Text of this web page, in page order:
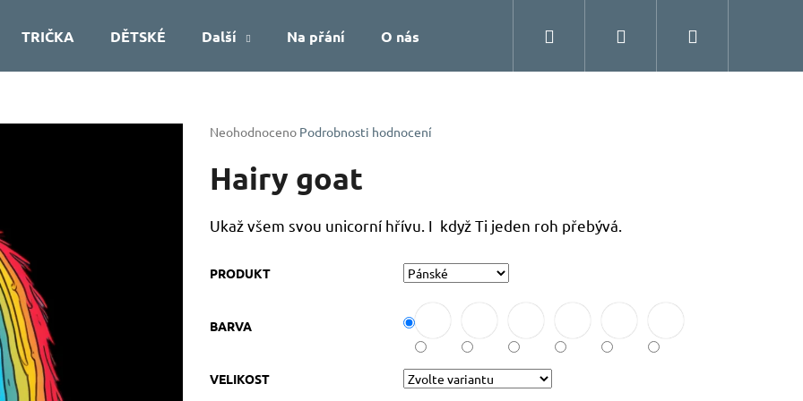
TRIČKA DĚTSKÉ Další Na přání O nás Přihlášení
Průměrné
produktu
je
5
Neohodnoceno Podrobnosti hodnocení
Hairy goat
Ukaž všem svou unicorní hřívu. I když Ti jeden roh přebývá.
PRODUKT
BARVA
VELIKOST
HLEDAT